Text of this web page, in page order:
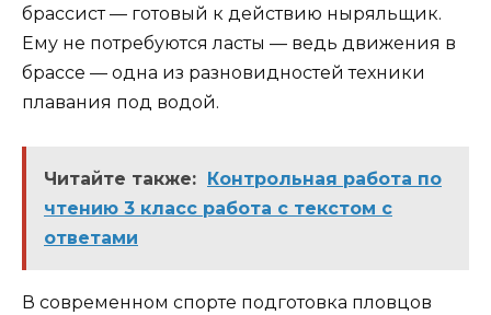
брассист — готовый к действию ныряльщик.
Ему не потребуются ласты — ведь движения в
брассе — одна из разновидностей техники
плавания под водой.
Читайте также: Контрольная работа по
чтению 3 класс работа с текстом с
ответами
В современном спорте подготовка пловцов